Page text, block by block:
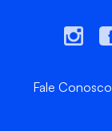
Fale Conosco